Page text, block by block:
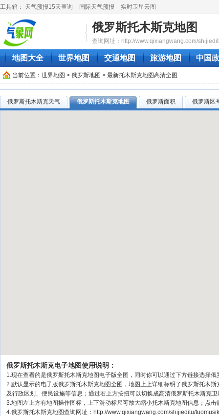
工具箱： 天气预报15天查询 国际天气预报 实时卫星云图
俄罗斯托木斯克地图
查询网址：http://www.qixiangwang.com/
地图大全 世界地图 交通地图 旅游地图 中国
当前位置： 世界地图 > 俄罗斯地图 > 最新托木斯克地图高清全图
俄罗斯托木斯克天气 俄罗斯托木斯克地图 俄罗斯面积 俄罗斯区
俄罗斯托木斯克电子地图使用说明：
1.现在查看的是俄罗斯托木斯克地图电子版全图，同时你可以通过下方链接选择
2.默认显示的电子版俄罗斯托木斯克地图全图，地图上上详细标明了俄罗斯托木
及行政区划、便民设施等信息；通过右上方按扭可以切换成高清俄罗斯托木斯克
3.地图左上方有地图操作图标，上下滑动标尺可放大缩小托木斯克地图信息；点
4.俄罗斯托木斯克地图查询网址：http://www.qixiangwang.com/shijieditu/